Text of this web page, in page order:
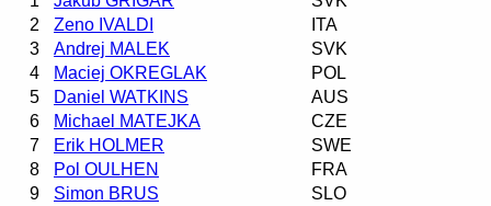
2
Zeno IVALDI
ITA
3
Andrej MALEK
SVK
4
Maciej OKREGLAK
POL
5
Daniel WATKINS
AUS
6
Michael MATEJKA
CZE
7
Erik HOLMER
SWE
8
Pol OULHEN
FRA
9
Simon BRUS
SLO